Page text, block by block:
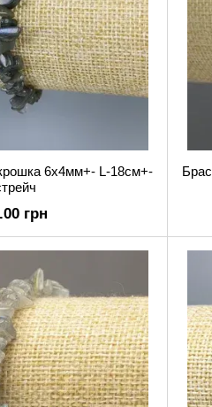
6х4мм+- L-18см+-
грн